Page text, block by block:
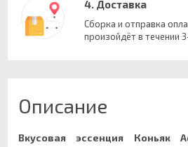
4. Доставка
Сборка и отправка
произойдёт в течении
Описание
Вкусовая эссенция Коньяк